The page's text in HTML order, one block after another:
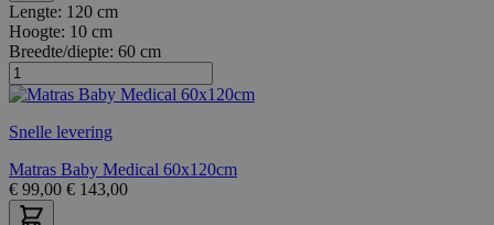
Lengte: 120 cm
Hoogte: 10 cm
Breedte/diepte: 60 cm
Snelle levering
Matras Baby Medical 60x120cm
€ 99,00 € 143,00